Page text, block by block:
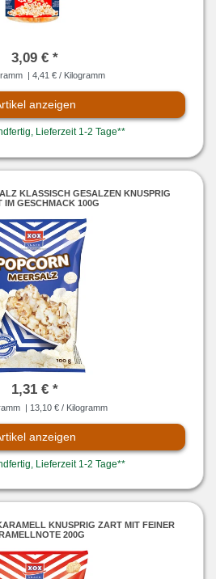
3,09 € *
| 4,41 € / Kilogramm
anzeigen
Lieferzeit 1-2 Tage**
KLASSISCH GESALZEN KNUSPRIG
IM GESCHMACK 100G
1,31 € *
| 13,10 € / Kilogramm
anzeigen
Lieferzeit 1-2 Tage**
KNUSPRIG ZART MIT FEINER
200G